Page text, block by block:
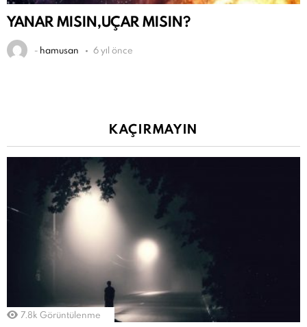
YANAR MISIN,UÇAR MISIN?
- hamusan 6 yıl önce
KAÇIRMAYIN
7.8k Görüntülenme